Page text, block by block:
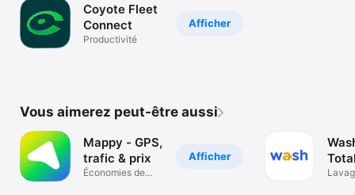
Afficher
Coyote Fleet
Connect
Productivité
Vous aimerez peut-être aussi
Afficher
Mappy - GPS,
trafic & prix
Économies de